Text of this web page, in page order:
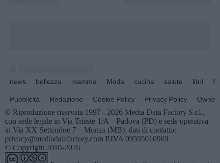
news bellezza mamma Moda cucina salute libri
Pubblicità Redazione Cookie Policy Privacy Policy
© Riproduzione riservata 1997 - 2026 Media Data Factory S.r.l.,
con sede legale in Via Trieste 1/A – Padova (PD) e sede operativa
in Via XX Settembre 7 – Monza (MB); dati di contatto:
privacy@mediadatafactory.com P.IVA 09595010969
© Copyright 2010-2026